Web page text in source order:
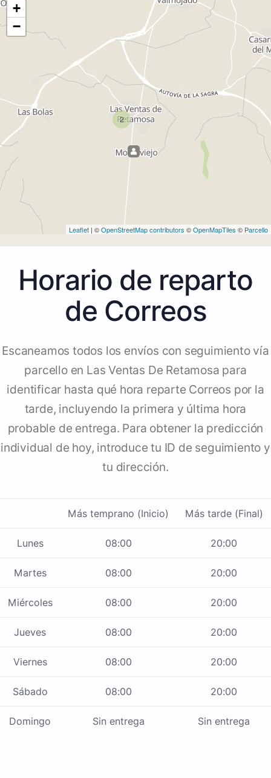
2
+
−
Leaflet | ©OpenStreetMap contributors ©OpenMapTiles © Parcello
Horario de reparto
de Correos
Escaneamos todos los envíos con seguimiento vía
parcello en Las Ventas De Retamosa para
identificar hasta qué hora reparte Correos por la
tarde, incluyendo la primera y última hora
probable de entrega. Para obtener la predicción
individual de hoy, introduce tu ID de seguimiento y
tu dirección.
Más temprano (Inicio) Más tarde (Final)
Lunes 08:00 20:00
Martes 08:00 20:00
Miércoles 08:00 20:00
Jueves 08:00 20:00
Viernes 08:00 20:00
Sábado 08:00 20:00
Domingo Sin entrega Sin entrega